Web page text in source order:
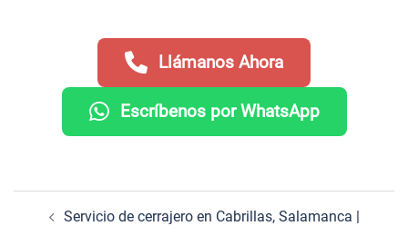
Llámanos Ahora
Escríbenos por WhatsApp
Servicio de cerrajero en Cabrillas, Salamanca |